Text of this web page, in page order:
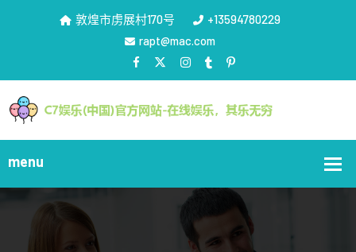
敦煌市虏展村170号
+13594780229
rapt@mac.com